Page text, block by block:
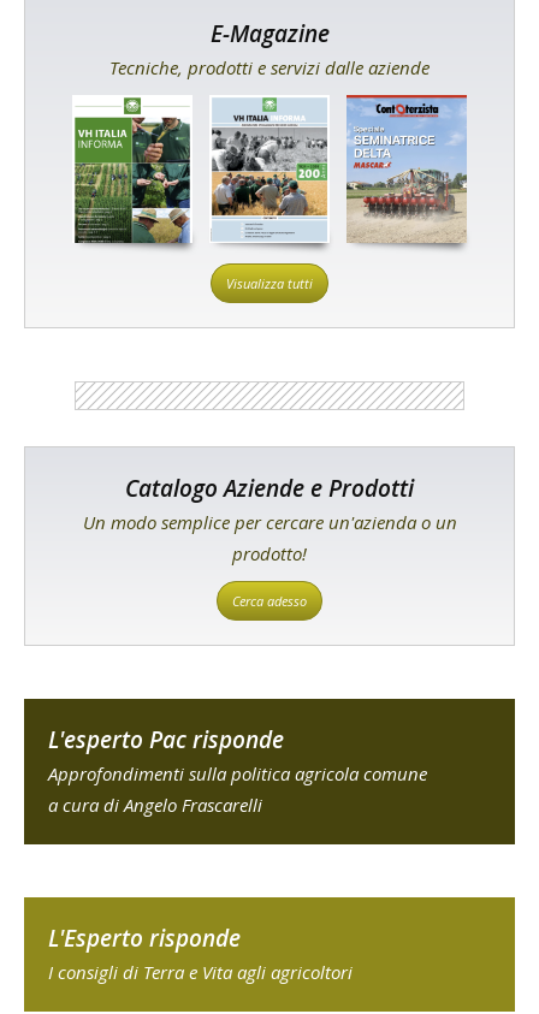
E-Magazine
Tecniche, prodotti e servizi dalle aziende
Visualizza tutti
Catalogo Aziende e Prodotti
Un modo semplice per cercare un'azienda o un
prodotto!
Cerca adesso
L'esperto Pac risponde
Approfondimenti sulla politica agricola comune
a cura di Angelo Frascarelli
L'Esperto risponde
I consigli di Terra e Vita agli agricoltori